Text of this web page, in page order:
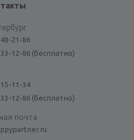
21-86
12-86 (бесплатно)
11-34
12-86 (бесплатно)
почта